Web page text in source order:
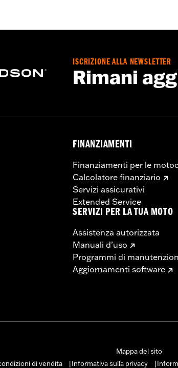
ISCRIZIONE ALLA NEWSLETTER
Rimani
FINANZIAMENTI
Finanziamenti per le
Calcolatore finanziario
Servizi assicurativi
Extended Service
SERVIZI PER LA TUA MOTO
Assistenza autorizzata
Manuali d’uso
Programmi di
Aggiornamenti software
Mappa del sito
di vendita Informativa sulla privacy